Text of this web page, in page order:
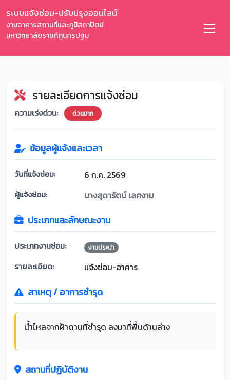
ระบบแจ้งซ่อม-ปรับปรุงออนไลน์
งานอาคารสถานที่และภูมิสถาปัตย์
มหาวิทยาลัยราชภัฏนครปฐม
รายละเอียดการแจ้งซ่อม
ความเร่งด่วน: ด่วนมาก
ข้อมูลผู้แจ้งและเวลา
วันที่แจ้งซ่อม: 6 ก.ค. 2569
ผู้แจ้งซ่อม: นางสุดารัตน์ เลศงาม
ประเภทและลักษณะงาน
ประเภทงานซ่อม: งานประปา
รายละเอียด: แจ้งซ่อม-อาคาร
สาเหตุ / อาการชำรุด
น้ำไหลจากฝ้าดานที่ชำรุด ลงมาที่พื้นด้านล่าง
สถานที่ปฏิบัติงาน